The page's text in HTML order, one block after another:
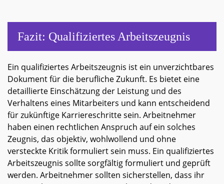
Fazit: Qualifiziertes Arbeitszeugnis
Ein qualifiziertes Arbeitszeugnis ist ein unverzichtbares
Dokument für die berufliche Zukunft. Es bietet eine
detaillierte Einschätzung der Leistung und des
Verhaltens eines Mitarbeiters und kann entscheidend
für zukünftige Karriereschritte sein. Arbeitnehmer
haben einen rechtlichen Anspruch auf ein solches
Zeugnis, das objektiv, wohlwollend und ohne
versteckte Kritik formuliert sein muss. Ein qualifiziertes
Arbeitszeugnis sollte sorgfältig formuliert und geprüft
werden. Arbeitnehmer sollten sicherstellen, dass ihr